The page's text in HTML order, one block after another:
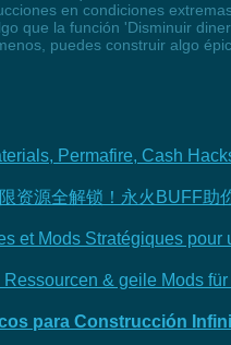
en condiciones
que la función 'Disminuir
puedes construir algo
Permafire, Cash
资源全解锁！永火BUFF助
et Mods Stratégiques pour
& geile Mods
para Construcción